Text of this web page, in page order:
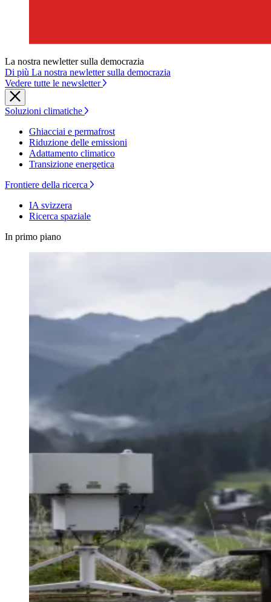
La nostra newletter sulla democrazia
Di più La nostra newletter sulla democrazia
Vedere tutte le newsletter
Soluzioni climatiche
Ghiacciai e permafrost
Riduzione delle emissioni
Adattamento climatico
Transizione energetica
Frontiere della ricerca
IA svizzera
Ricerca spaziale
In primo piano